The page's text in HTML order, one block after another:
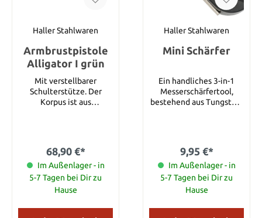
Haller Stahlwaren
Armbrustpistole
Alligator I grün
Mit verstellbarer
Schulterstütze. Der
Korpus ist aus
80 lbs Gesamtlänge 56
cm, ausgefahren 62 cm
Nr. 90654 Ersatzsehne Nr.
91016 Ersatzbogen
68,90 €*
Im Außenlager - in
5-7 Tagen bei Dir zu
Hause
Haller Stahlwaren
Mini Schärfer
Ein handliches 3-in-1
Messerschärfertool,
bestehend aus Tungsten-
geschlossen 80 mm
Länge Schärfstab offen
130 mm
9,95 €*
Im Außenlager - in
5-7 Tagen bei Dir zu
Hause